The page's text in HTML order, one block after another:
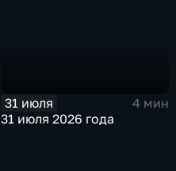
31 июля
4 мин
31 июля 2026 года